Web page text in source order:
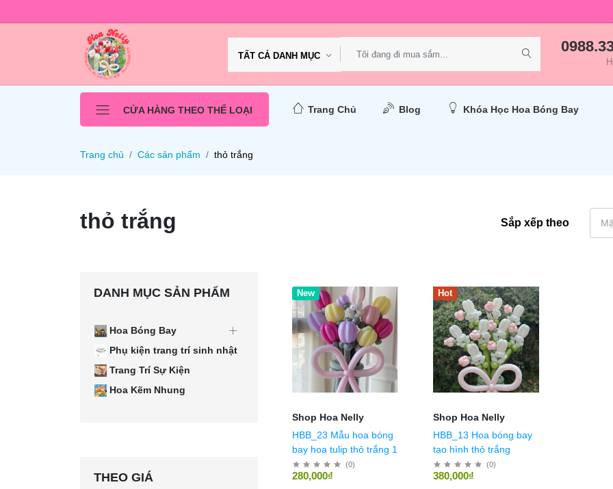
TẤT CẢ DANH MỤC
CỬA HÀNG THEO THỂ LOẠI Trang Chủ Blog Khóa Học Hoa Bóng Bay
Trang chủ Các sản phẩm thỏ trắng
thỏ trắng Sắp xếp theo
DANH MỤC SẢN PHẨM
Hoa Bóng Bay
Phụ kiện trang trí sinh nhật
Trang Trí Sự Kiện
Hoa Kẽm Nhung
THEO GIÁ
New
Shop Hoa Nelly
HBB_23 Mẫu hoa bóng
bay hoa tulip thỏ trắng 1
(0)
280,000₫
Hot
Shop Hoa Nelly
HBB_13 Hoa bóng bay
tạo hình thỏ trắng
(0)
380,000₫